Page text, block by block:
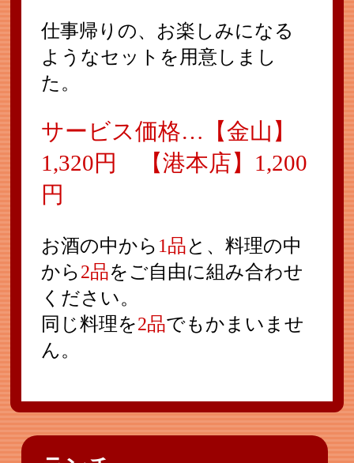
仕事帰りの、お楽しみになる
ようなセットを用意しまし
た。
サービス価格…【金山】
1,320円 【港本店】1,200
円
お酒の中から 1品と、料理の中
から2品をご自由に組み合わせ
ください。
同じ料理を2品でもかまいませ
ん。